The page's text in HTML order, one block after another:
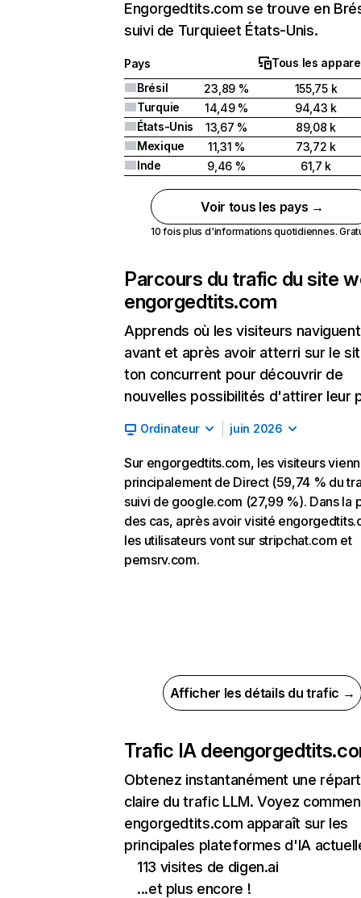
Engorgedtits.com se trouve en
suivi de Turquieet États-Unis.
Pays
Tous les
Brésil
23,89 %
155,75 k
Turquie
14,49 %
94,43 k
États-Unis
13,67 %
89,08 k
Mexique
11,31 %
73,72 k
Inde
9,46 % 61,7 k
Voir tous les pays →
10 fois plus d'informations quotidiennes.
Parcours du trafic du site
engorgedtits.com
Apprends où les visiteurs naviguent
avant et après avoir atterri sur le
ton concurrent pour découvrir de
nouvelles possibilités d'attirer leur
Ordinateur juin 2026
Sur engorgedtits.com, les visiteurs
principalement de Direct (59,74 % du
suivi de google.com (27,99 %). Dans la
des cas, après avoir visité
les utilisateurs vont sur stripchat.com et
pemsrv.com.
Afficher les détails du trafic →
Trafic IA de
Obtenez instantanément une
claire du trafic LLM. Voyez
engorgedtits.com apparaît sur les
principales plateformes d'IA
113 visites de digen.ai
...et plus encore !